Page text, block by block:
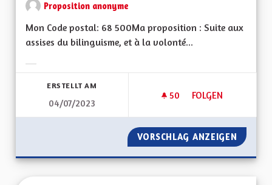
Proposition anonyme
Mon Code postal: 68 500Ma proposition : Suite aux
assises du bilinguisme, et à la volonté...
ERSTELLT AM
04/07/2023
50 50 FOLLOWER
FOLGEN
BILINGUISME
VORSCHLAG ANZEIGEN